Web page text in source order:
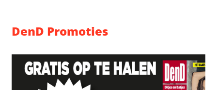
DenD Promoties